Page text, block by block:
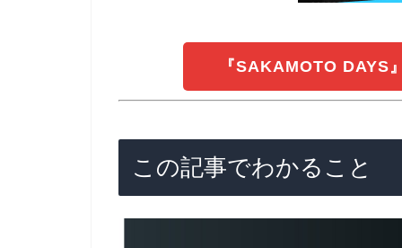
『SAKAMOTO DAYS
この記事でわかること